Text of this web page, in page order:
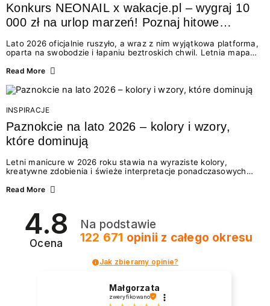
Konkurs NEONAIL x wakacje.pl – wygraj 10
000 zł na urlop marzeń! Poznaj hitowe
Lato 2026 oficjalnie ruszyło, a wraz z nim wyjątkowa platforma,
oparta na swobodzie i łapaniu beztroskich chwil. Letnia mapa
doświadczenia wakacji – od spontanicznych wyjazdów, przez
Motywem przewodnim jest eksplorowanie i kolekcjonowanie
letnich momentów. Z tej okazji przygotowaliśmy coś absolutnie
wyjątkowego: wielki konkurs z wakacje.pl oraz dawkę
najgorętszych trendów w...
Read More
INSPIRACJE
Paznokcie na lato 2026 – kolory i wzory,
które dominują
Letni manicure w 2026 roku stawia na wyraziste kolory,
kreatywne zdobienia i świeże interpretacje ponadczasowych
zarówno energetycznych odcieni inspirowanych wakacjami, jak
2026? Znajdź inspirację dla swojego manicure!
Read More
4.8
Ocena
Na podstawie
122 671 opinii z całego okresu
Jak zbieramy opinie?
Małgorzata
zweryfikowano